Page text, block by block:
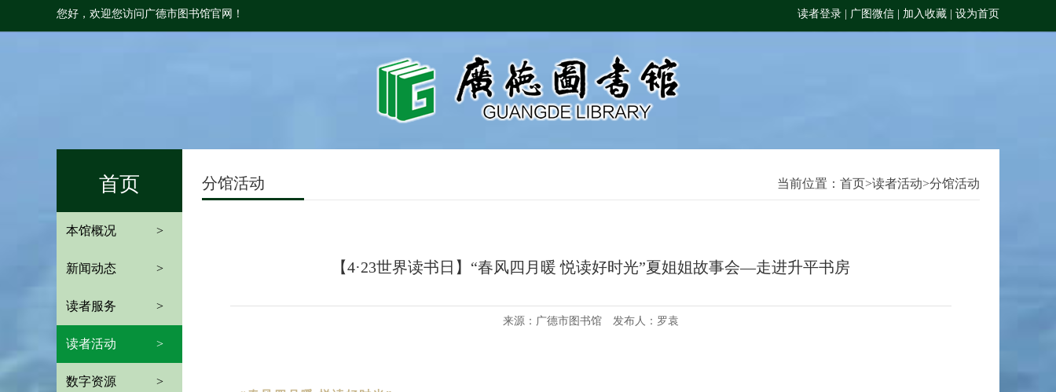
您好，欢迎您访问广德市图书馆官网！ 读者登录 广图微信 加入收藏 设为首页
首页
本馆概况 >
新闻动态 >
读者服务 >
读者活动 >
数字资源 >
分馆活动 当前位置： 首页>读者活动>分馆活动
【4·23世界读书日】“春风四月暖 悦读好时光”夏姐姐故事会—走进升平书房
来源：广德市图书馆 发布人：罗袁